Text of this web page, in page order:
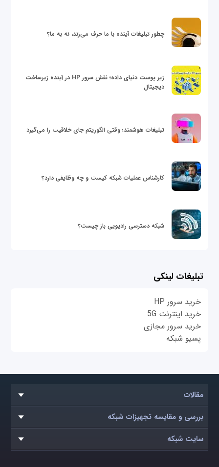
چطور تبلیغات آینده با ما حرف می‌زند، نه به ما؟
زیر پوست دنیای داده؛ نقش سرور HP در آینده زیرساخت
دیجیتال
تبلیغات هوشمند؛ وقتی الگوریتم جای خلاقیت را می‌گیرد
کارشناس عملیات شبکه کیست و چه وظایفی دارد؟
شبکه دسترسی رادیویی باز چیست؟
تبلیغات لینکی
خرید سرور HP
خرید اینترنت 5G
خرید سرور مجازی
پسیو شبکه
مقالات
بررسی و مقایسه تجهیزات شبکه
سایت شبکه